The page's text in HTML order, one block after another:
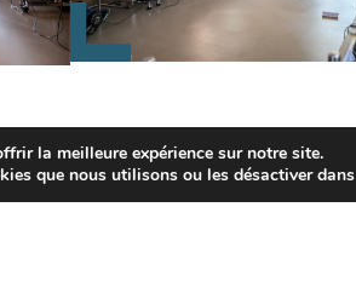
la meilleure expérience sur notre site.
que nous utilisons ou les désactiver dans